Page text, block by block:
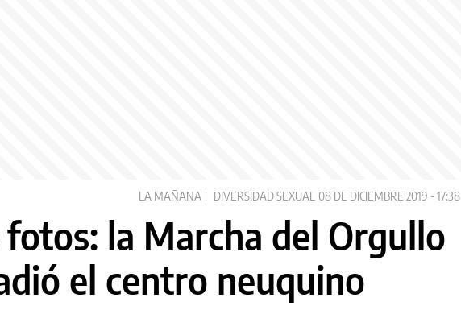
LA MAÑANA DIVERSIDAD SEXUAL 08 DE DICIEMBRE 2019 - 17:38
fotos: la Marcha del Orgullo
el centro neuquino